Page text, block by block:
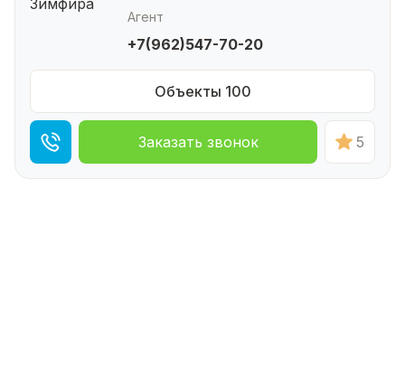
Агент
+7(962)547-70-20
Объекты 100
Заказать звонок 5